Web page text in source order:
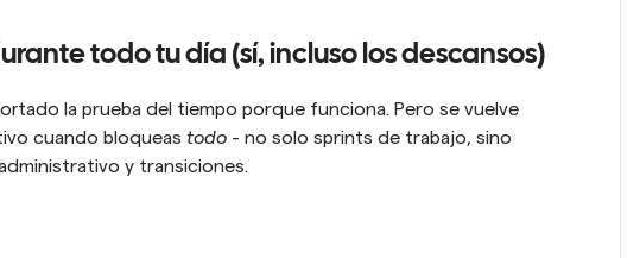
todo tu día (sí, incluso los descansos)
la prueba del tiempo porque funciona. Pero se vuelve
cuando bloqueas todo - no solo sprints de trabajo, sino
y transiciones.